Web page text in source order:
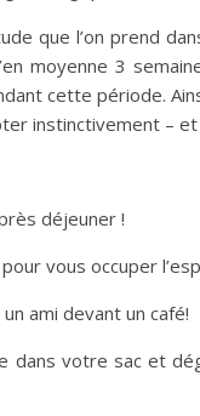
que l’on prend
moyenne 3
cette période.
instinctivement –
déjeuner !
vous occuper
ami devant un café!
dans votre sac et